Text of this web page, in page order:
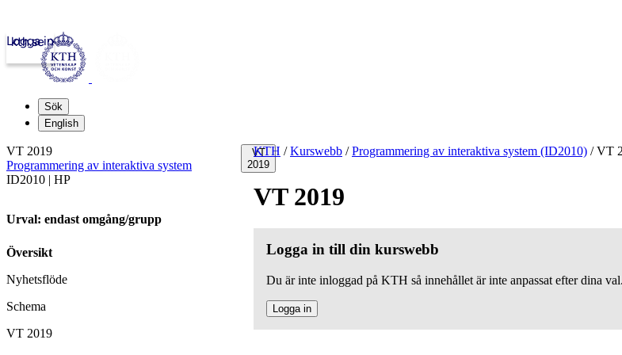
kth.se
Logga in
Sök
English
VT
2019
KTH / Kurswebb / Programmering av interaktiva system (ID2010) /VT
VT 2019
Logga in till din kurswebb
Du är inte inloggad på KTH så innehållet är inte anpassat efter dina val.
Logga in
VT 2019
Programmering av interaktiva system
ID2010 | HP
Urval: endast omgång/grupp
Översikt
Nyhetsflöde
Schema
VT 2019